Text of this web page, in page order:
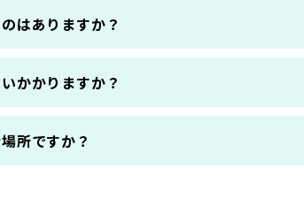
はありますか？
かかりますか？
所ですか？